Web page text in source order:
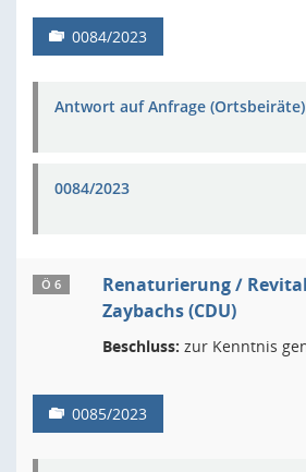
0084/2023
Antwort auf Anfrage (Ortsbeiräte)
0084/2023
Ö 6
Renaturierung /
Zaybachs (CDU)
Beschluss: zur Kenntnis
0085/2023